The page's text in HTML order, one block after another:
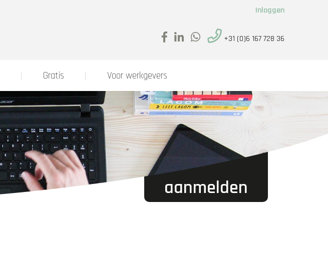
+31 (0)6 167 728 36
Inloggen
Gratis Voor werkgevers
aanmelden